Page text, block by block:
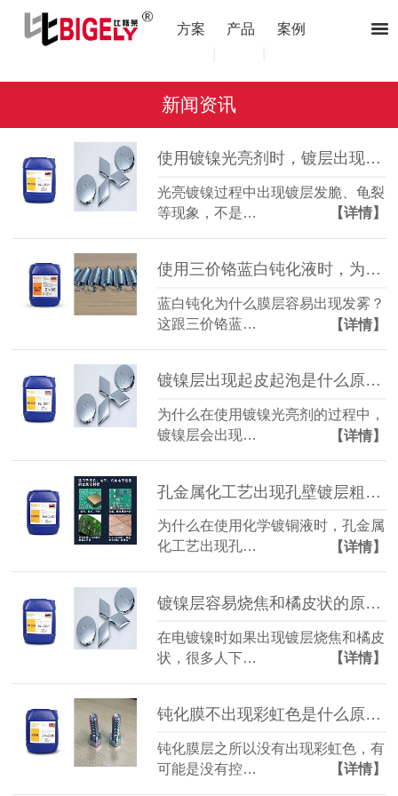
方案 产品 案例
新闻资讯
使用镀镍光亮剂时，镀层出现发脆、龟裂是什么原因？
光亮镀镍过程中出现镀层发脆、龟裂
等现象，不是…
【详情】
使用三价铬蓝白钝化液时，为什么膜层容易出现发雾？
蓝白钝化为什么膜层容易出现发雾？
这跟三价铬蓝…
【详情】
镀镍层出现起皮起泡是什么原因？（镀镍光亮剂）
为什么在使用镀镍光亮剂的过程中，
镀镍层会出现…
【详情】
孔金属化工艺出现孔壁镀层粗糙该怎么办？（化学镀铜液）
为什么在使用化学镀铜液时，孔金属
化工艺出现孔…
【详情】
镀镍层容易烧焦和橘皮状的原因是什么？（镀镍光亮剂）
在电镀镍时如果出现镀层烧焦和橘皮
状，很多人下…
【详情】
钝化膜不出现彩虹色是什么原因造成的02？（三价铬彩锌钝化液）
钝化膜层之所以没有出现彩虹色，有
可能是没有控…
【详情】